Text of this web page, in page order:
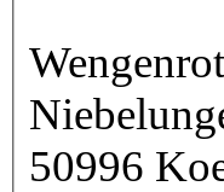
50996